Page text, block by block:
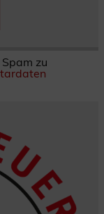
zu